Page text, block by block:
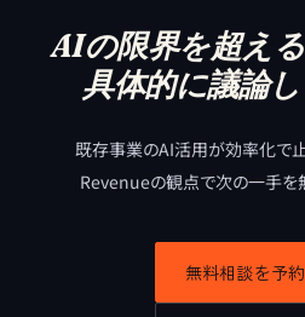
AIの限界を超える
具体的に議論
既存事業のAI活用が効率化で止
Revenueの観点で次の一手を
無料相談を予